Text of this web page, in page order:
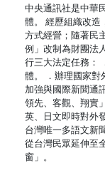
中央通訊社是中華
體。 經歷組織改造
方式經營；隨著民
例」改制為財團法
行三大法定任務：
體。 ．辦理國家對
加強與國際新聞通
領先、客觀、翔實
英、日文即時對外
台灣唯一多語文新
從台灣民眾延伸至
窗」。